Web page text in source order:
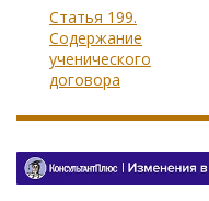
Статья 199.
Содержание
ученического
договора